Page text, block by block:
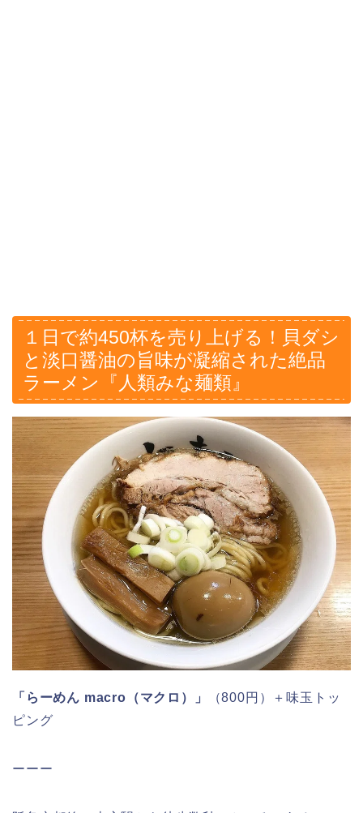
１日で約450杯を売り上げる！貝ダシ
と淡口醤油の旨味が凝縮された絶品
ラーメン『人類みな麺類』
「らーめん macro（マクロ）」
（800円）＋味玉トッ
ピング
ーーー